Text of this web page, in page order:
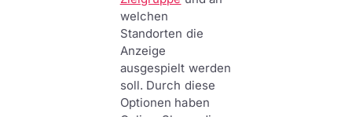
welchen
Standorten die
Anzeige
ausgespielt werden
soll. Durch diese
Optionen haben